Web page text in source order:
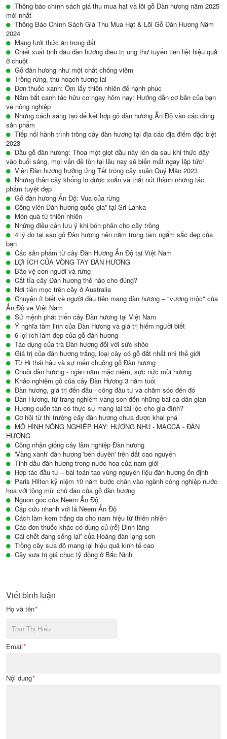
Thông báo chính sách giá thu mua hạt và lõi gỗ Đàn hương năm 2025
mới nhất
Thông Báo Chính Sách Giá Thu Mua Hạt & Lõi Gỗ Đàn Hương Năm
2024
Mạng lưới thức ăn trong đất
Chiết xuất tinh dầu đàn hương điều trị ung thư tuyến tiền liệt hiệu quả
ở chuột
Gỗ đàn hương như một chất chống viêm
Trồng rừng, thu hoạch tương lai
Đơn thuốc xanh: Ôm lấy thiên nhiên để hạnh phúc
Nắm bắt canh tác hữu cơ ngay hôm nay: Hướng dẫn cơ bản của bạn
về nông nghiệp
Những cách sáng tạo để kết hợp gỗ đàn hương Ấn Độ vào các dòng
sản phẩm
Tiếp nối hành trình trồng cây đàn hương tại địa các địa điểm đặc biệt
2023
Dầu gỗ đàn hương: Thoa một giọt dầu này lên da sau khi thức dậy
vào buổi sáng, mọi vấn đề tồn tại lâu nay sẽ biến mất ngay lập tức!
Viện Đàn hương hưởng ứng Tết trồng cây xuân Quý Mão 2023
Những thân cây khổng lồ được xoắn và thắt nút thành những tác
phẩm tuyệt đẹp
Gỗ đàn hương Ấn Độ: Vua của rừng
Công viên Đàn hương quốc gia” tại Sri Lanka
Món quà từ thiên nhiên
Những điều cần lưu ý khi bón phân cho cây trồng
4 lý do tại sao gỗ Đàn hương nên nằm trong tầm ngắm sắc đẹp của
bạn
Các sản phẩm từ cây Đàn Hương Ấn Độ tại Việt Nam
LỢI ÍCH CỦA VÒNG TAY ĐÀN HƯƠNG
Bảo vệ con người và rừng
Cắt tỉa cây Đàn hương thế nào cho đúng?
Nơi tiền mọc trên cây ở Australia
Chuyện ít biết về người đầu tiên mang đàn hương – "vương mộc" của
Ấn Độ về Việt Nam
Sứ mệnh phát triển cây Đàn hương tại Việt Nam
Ý nghĩa tâm linh của Đàn Hương và giá trị hiếm người biết
6 lợi ích làm đẹp của gỗ đàn hương
Tác dụng của trà Đàn hương đối với sức khỏe
Giá trị của đàn hương trắng, loại cây có gỗ đắt nhất nhì thế giới
Từ Hi thái hậu và sự mến chuộng gỗ Đàn hương
Chuỗi đàn hương - ngàn năm mặc niệm, sực nức mùi hương
Khảo nghiệm gỗ của cây Đàn Hương 3 năm tuổi
Đàn hương, giá trị đến đâu - công đầu tư và chăm sóc đến đó
Đàn Hương, từ trang nghiêm vàng son đến những bài ca dân gian
Hương cuốn tàn có thực sự mang lại tài lộc cho gia đình?
Cơ hội từ thị trường cây đàn hương chưa được khai phá
MÔ HÌNH NÔNG NGHIỆP HAY: HƯƠNG NHU - MACCA - ĐÀN
HƯƠNG
Công nhận giống cây lâm nghiệp Đàn hương
'Vàng xanh' đàn hương 'bén duyên' trên đất cao nguyên
Tinh dầu đàn hương trong nước hoa của nam giới
Hợp tác đầu tư – bài toán tạo vùng nguyên liệu đàn hương ổn định
Paris Hilton kỷ niệm 10 năm bước chân vào ngành công nghiệp nước
hoa với tông mùi chủ đạo của gỗ đàn hương
Nguồn gốc của Neem Ấn Độ
Cấp cứu nhanh với lá Neem Ấn Độ
Cách làm kem trắng da cho nam hiệu từ thiên nhiên
Các đơn thuốc khác có dùng củ (rễ) Đinh lăng
Cái chết đang sống lại” của Hoàng đàn lạng sơn
Trồng cây sưa đỏ mang lại hiệu quả kinh tế cao
Cây sưa trị giá chục tỷ đồng ở Bắc Ninh
Viết bình luận
Họ và tên*
Email*
Nội dung*